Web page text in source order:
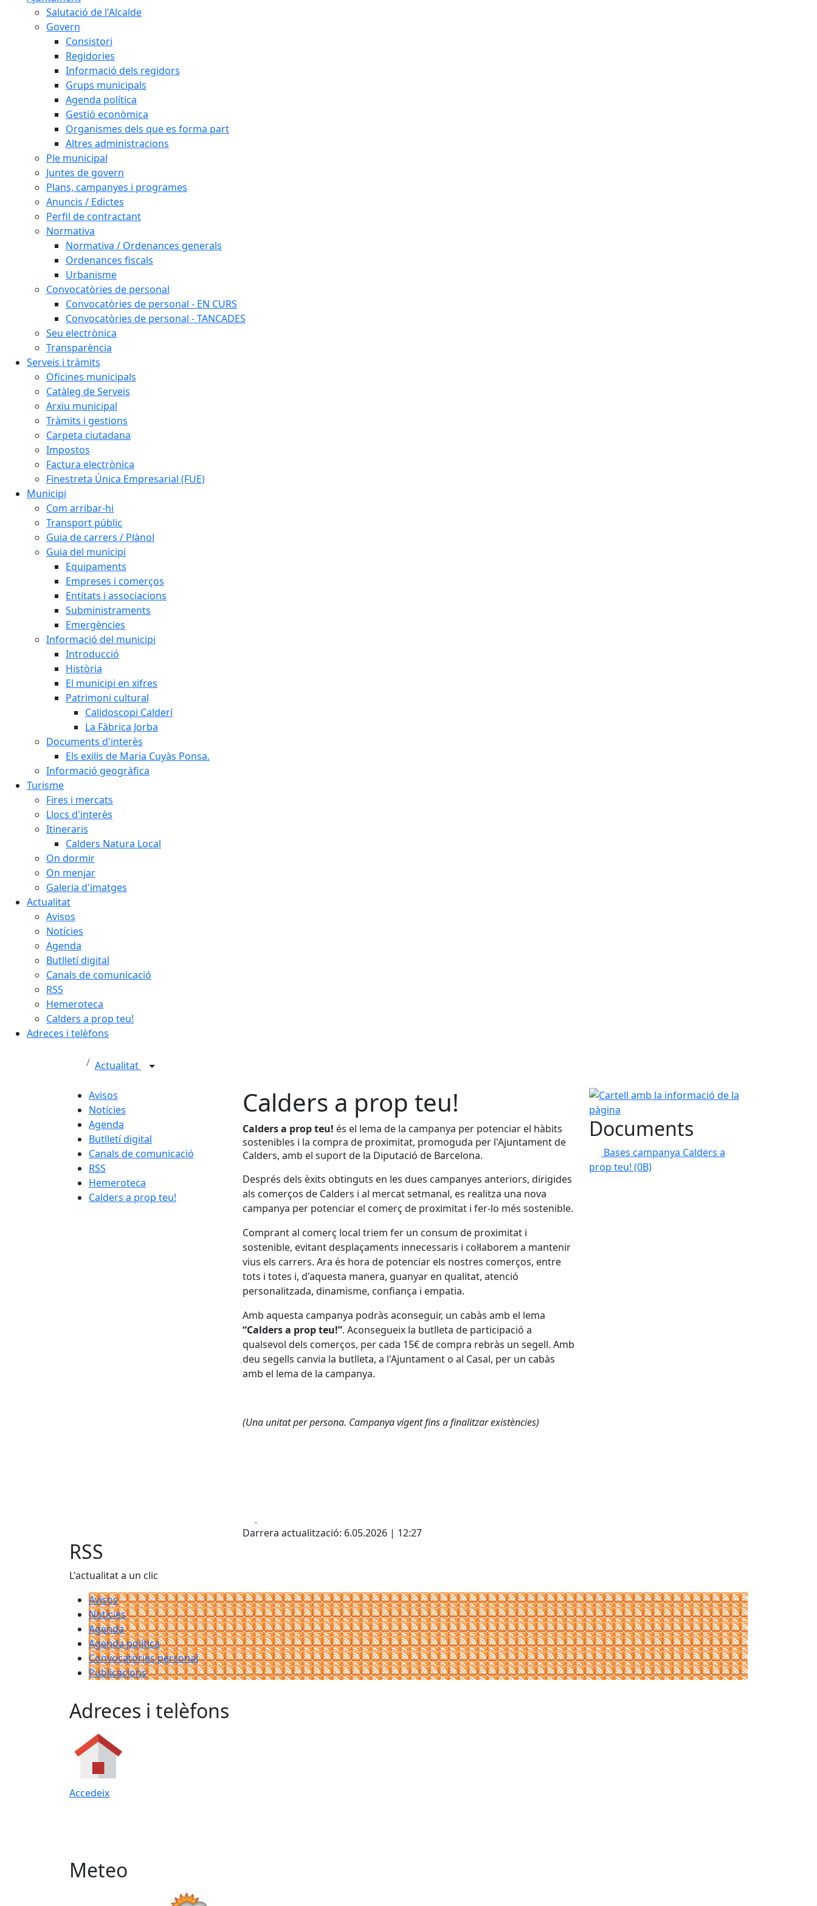
Salutació de l'Alcalde
Govern
Consistori
Regidories
Informació dels regidors
Grups municipals
Agenda política
Gestió econòmica
Organismes dels que es forma part
Altres administracions
Ple municipal
Juntes de govern
Plans, campanyes i programes
Anuncis / Edictes
Perfil de contractant
Normativa
Normativa / Ordenances generals
Ordenances fiscals
Urbanisme
Convocatòries de personal
Convocatòries de personal - EN CURS
Convocatòries de personal - TANCADES
Seu electrònica
Transparència
Serveis i tràmits
Oficines municipals
Catàleg de Serveis
Arxiu municipal
Tràmits i gestions
Carpeta ciutadana
Impostos
Factura electrònica
Finestreta Única Empresarial (FUE)
Municipi
Com arribar-hi
Transport públic
Guia de carrers / Plànol
Guia del municipi
Equipaments
Empreses i comerços
Entitats i associacions
Subministraments
Emergències
Informació del municipi
Introducció
Història
El municipi en xifres
Patrimoni cultural
Calidoscopi Calderí
La Fàbrica Jorba
Documents d'interès
Els exilis de Maria Cuyàs Ponsa.
Informació geogràfica
Turisme
Fires i mercats
Llocs d'interès
Itineraris
Calders Natura Local
On dormir
On menjar
Galeria d'imatges
Actualitat
Avisos
Notícies
Agenda
Butlletí digital
Canals de comunicació
RSS
Hemeroteca
Calders a prop teu!
Adreces i telèfons
Actualitat
Avisos
Notícies
Agenda
Butlletí digital
Canals de comunicació
RSS
Hemeroteca
Calders a prop teu!
Calders a prop teu!
Calders a prop teu! és el lema de la campanya per potenciar el hàbits
sostenibles i la compra de proximitat, promoguda per l'Ajuntament de
Calders, amb el suport de la Diputació de Barcelona.
Després dels èxits obtinguts en les dues campanyes anteriors, dirigides
als comerços de Calders i al mercat setmanal, es realitza una nova
campanya per potenciar el comerç de proximitat i fer-lo més sostenible.
Comprant al comerç local triem fer un consum de proximitat i
sostenible, evitant desplaçaments innecessaris i col·laborem a mantenir
vius els carrers. Ara és hora de potenciar els nostres comerços, entre
tots i totes i, d'aquesta manera, guanyar en qualitat, atenció
personalitzada, dinamisme, confiança i empatia.
Amb aquesta campanya podràs aconseguir, un cabàs amb el lema
“Calders a prop teu!”. Aconsegueix la butlleta de participació a
qualsevol dels comerços, per cada 15€ de compra rebràs un segell. Amb
deu segells canvia la butlleta, a l'Ajuntament o al Casal, per un cabàs
amb el lema de la campanya.
(Una unitat per persona. Campanya vigent fins a finalitzar existències)
Darrera actualització: 6.05.2026 | 12:27
Cartell amb la informació de la pàgina
Documents
Bases campanya Calders a
prop teu! (0B)
RSS
L'actualitat a un clic
Avisos
Notícies
Agenda
Agenda política
Convocatòries personal
Publicacions
Adreces i telèfons
Accedeix
Meteo